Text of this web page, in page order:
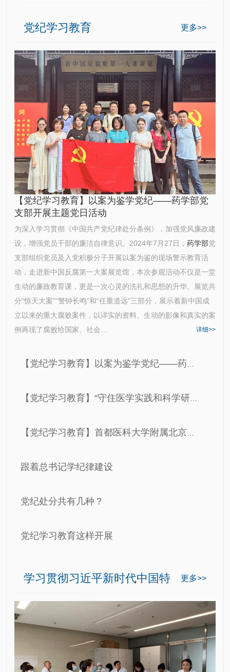
更多>>
党纪学习教育
【党纪学习教育】以案为鉴学党纪——药学部党
支部开展主题党日活动
为深入学习贯彻《中国共产党纪律处分条例》，加强党风廉政建
设，增强党员干部的廉洁自律意识。2024年7月27日， 药学部党
支部组织党员及入党积极分子开展以案为鉴的现场警示教育活
动，走进新中国反腐第一大案展览馆，本次参观活动不仅是一堂
生动的廉政教育课，更是一次心灵的洗礼和思想的升华。展览共
分“惊天大案”“警钟长鸣”和“任重道远”三部分，展示着新中国成
立以来的重大腐败案件，以详实的资料、生动的影像和真实的案
例再现了腐败给国家、社会…
详细>>
跟着总书记学纪律建设
党纪处分共有几种？
党纪学习教育这样开展
更多>>
学习贯彻习近平新时代中国特
色社会主义思想主题教育